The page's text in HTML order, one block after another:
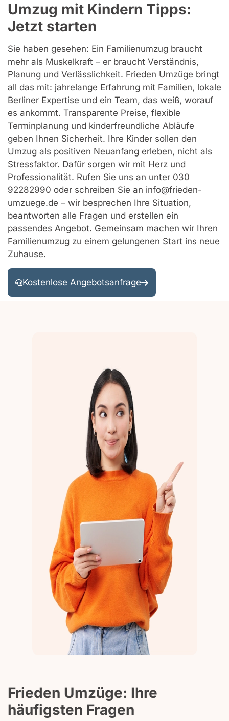
Umzug mit Kindern Tipps:
Jetzt starten
Sie haben gesehen: Ein Familienumzug braucht
mehr als Muskelkraft – er braucht Verständnis,
Planung und Verlässlichkeit. Frieden Umzüge bringt
all das mit: jahrelange Erfahrung mit Familien, lokale
Berliner Expertise und ein Team, das weiß, worauf
es ankommt. Transparente Preise, flexible
Terminplanung und kinderfreundliche Abläufe
geben Ihnen Sicherheit. Ihre Kinder sollen den
Umzug als positiven Neuanfang erleben, nicht als
Stressfaktor. Dafür sorgen wir mit Herz und
Professionalität. Rufen Sie uns an unter 030
92282990 oder schreiben Sie an info@frieden-
umzuege.de – wir besprechen Ihre Situation,
beantworten alle Fragen und erstellen ein
passendes Angebot. Gemeinsam machen wir Ihren
Familienumzug zu einem gelungenen Start ins neue
Zuhause.
Kostenlose Angebotsanfrage
Frieden Umzüge: Ihre
häufigsten Fragen